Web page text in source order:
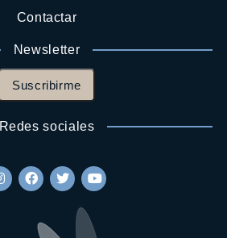
Contactar
Newsletter
Suscribirme
Redes sociales